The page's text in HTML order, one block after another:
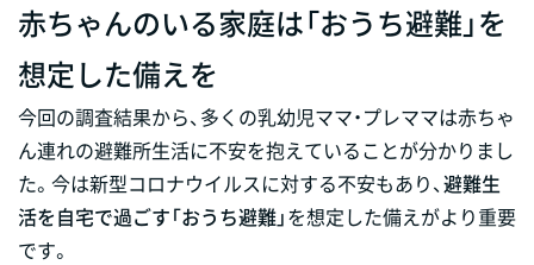
赤ちゃんのいる家庭は「おうち避難」を
想定した備えを
今回の調査結果から、多くの乳幼児ママ・プレママは赤ちゃ
ん連れの避難所生活に不安を抱えていることが分かりまし
た。今は新型コロナウイルスに対する不安もあり、 避難生
活を自宅で過ごす「おうち避難」を想定した備えがより重要
です。